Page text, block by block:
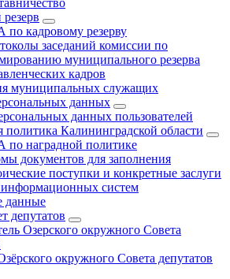
кадровому резерву
заседаний комиссии по
муниципального резерва
кадров
муниципальных служащих
данных
данных пользователей
политика Калининградской области
наградной политике
документов для заполнения
поступки и конкретные заслуги
систем
данные
депутатов
Озерского окружного Совета
окружного Совета депутатов